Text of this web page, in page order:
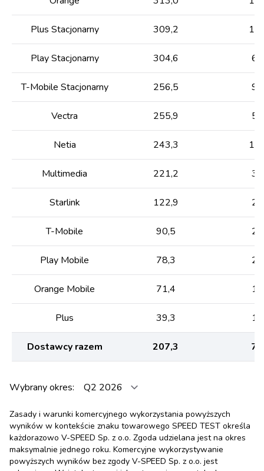
Plus Stacjonarny 309,2
Play Stacjonarny 304,6
T-Mobile Stacjonarny 256,5
Vectra 255,9
Netia 243,3
Multimedia 221,2
Starlink 122,9
T-Mobile 90,5
Play Mobile 78,3
Orange Mobile 71,4
Plus 39,3
Dostawcy razem 207,3
Wybrany okres:
Zasady i warunki komercyjnego wykorzystania powyższych
wyników w kontekście znaku towarowego SPEED TEST określa
każdorazowo V-SPEED Sp. z o.o. Zgoda udzielana jest na okres
maksymalnie jednego roku. Komercyjne wykorzystywanie
powyższych wyników bez zgody V-SPEED Sp. z o.o. jest